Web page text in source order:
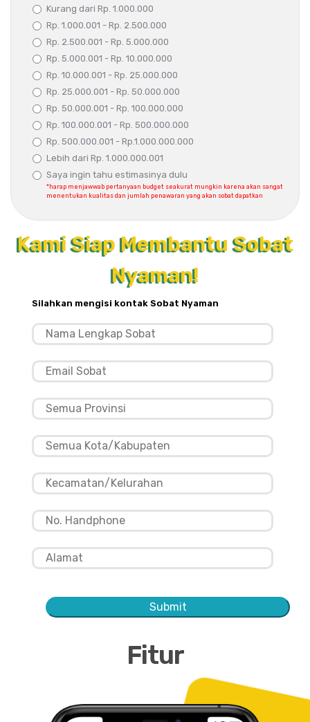
Kurang dari Rp. 1.000.000
Rp. 1.000.001 - Rp. 2.500.000
Rp. 2.500.001 - Rp. 5.000.000
Rp. 5.000.001 - Rp. 10.000.000
Rp. 10.000.001 - Rp. 25.000.000
Rp. 25.000.001 - Rp. 50.000.000
Rp. 50.000.001 - Rp. 100.000.000
Rp. 100.000.001 - Rp. 500.000.000
Rp. 500.000.001 - Rp.1.000.000.000
Lebih dari Rp. 1.000.000.001
Saya ingin tahu estimasinya dulu
*harap menjawwab pertanyaan budget seakurat mungkin karena akan sangat
menentukan kualitas dan jumlah penawaran yang akan sobat dapatkan
Kami Siap Membantu Sobat
Nyaman!
Silahkan mengisi kontak Sobat Nyaman
Submit
Fitur